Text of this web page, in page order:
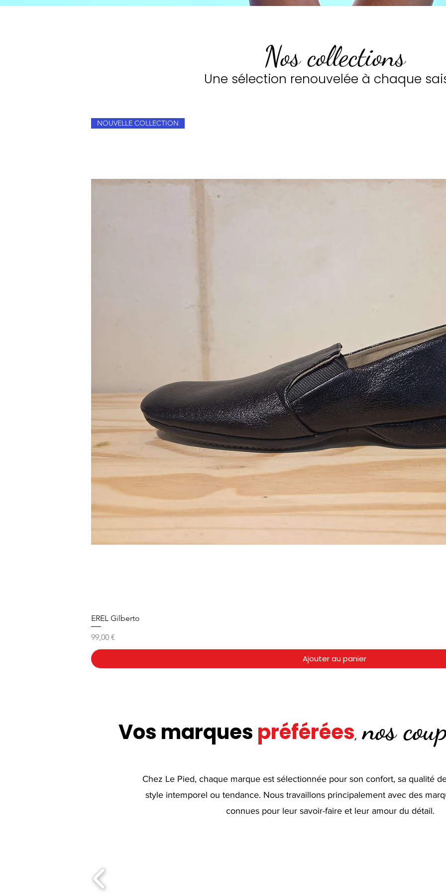
Nos collections
Une sélection renouvelée à chaque
NOUVELLE COLLECTION
EREL Gilberto
Prix
99,00 €
Ajouter au panier
Vos marques préférées, nos
Chez Le Pied, chaque marque est sélectionnée pour son confort, sa qualité
style intemporel ou tendance. Nous travaillons principalement avec des
connues pour leur savoir-faire et leur amour du détail.